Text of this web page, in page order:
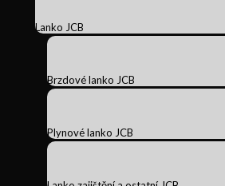
Lanko JCB
Brzdové lanko JCB
Plynové lanko JCB